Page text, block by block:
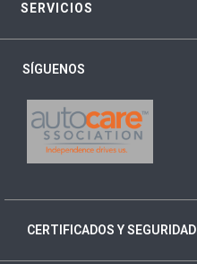
SERVICIOS
SÍGUENOS
CERTIFICADOS Y SEGURIDAD